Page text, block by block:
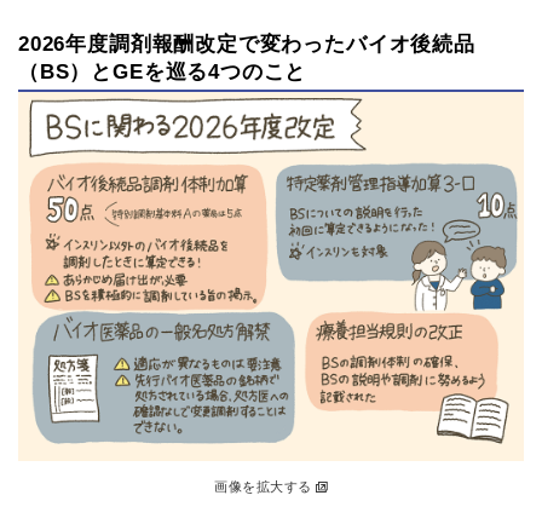
2026年度調剤報酬改定で変わったバイオ後続品
（BS）とGEを巡る4つのこと
画像を拡大する